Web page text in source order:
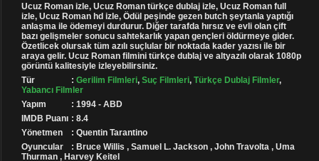
Ucuz Roman izle, Ucuz Roman türkçe dublaj izle, Ucuz Roman full
izle, Ucuz Roman hd izle, Ödül peşinde gezen butch şeytanla yaptığı
anlaşma ile ödemeyi durdurur. Diğer tarafda hırsız ve evli olan çift
bazı gelişmeler sonucu sahtekarlık yapan gençleri öldürmeye gider.
Özetlicek olursak tüm azılı suçlular bir noktada kader yazısı ile bir
araya gelir. Ucuz Roman filmini türkçe dublaj ve altyazılı olarak 1080p
görüntü kalitesiyle izleyebilirsiniz.
Tür
: Gerilim Filmleri, Suç Filmleri, Türkçe Dublaj Filmler,
Yabancı Filmler
Yapım
: 1994 - ABD
IMDB Puanı : 8.4
Yönetmen
: Quentin Tarantino
Oyuncular
: Bruce Willis , Samuel L. Jackson , John Travolta , Uma
Thurman , Harvey Keitel